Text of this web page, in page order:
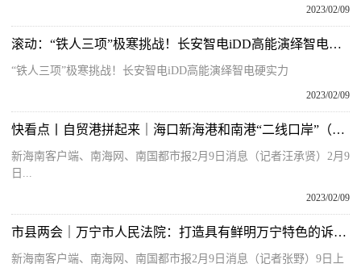
2023/02/09
滚动：“铁人三项”极寒挑战！长安智电iDD高能演绎智电硬实力
“铁人三项”极寒挑战！长安智电iDD高能演绎智电硬实力
2023/02/09
快看点丨自贸港拼起来｜海口新海港和南港“二线口岸”（货运）集中查验场所建设项目直击
新海南客户端、南海网、南国都市报2月9日消息（记者汪承贤）2月9
日...
2023/02/09
市县两会｜万宁市人民法院：打造具有鲜明万宁特色的诉源治理新模式
新海南客户端、南海网、南国都市报2月9日消息（记者张野）9日上